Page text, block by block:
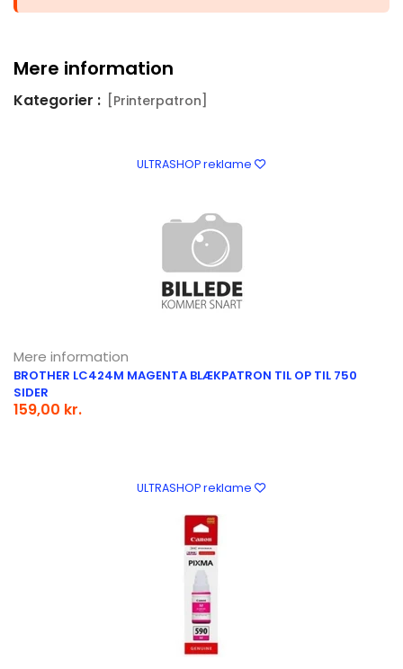
Mere information
Kategorier : [Printerpatron]
ULTRASHOP reklame
Mere information
BROTHER LC424M MAGENTA BLÆKPATRON TIL OP TIL 750
SIDER
159,00 kr.
ULTRASHOP reklame